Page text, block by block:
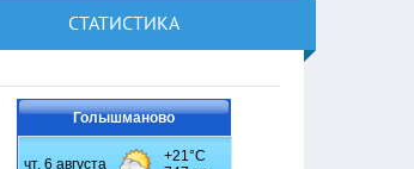
СТАТИСТИКА
Голышманово